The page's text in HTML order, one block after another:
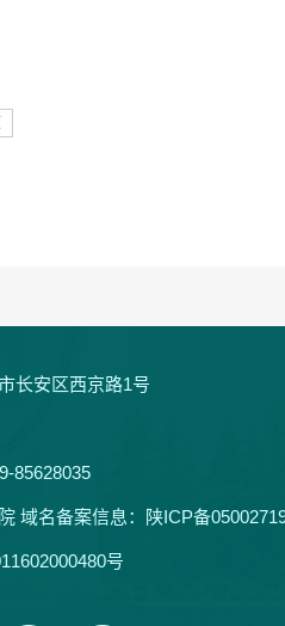
长安区西京路1号
85628035
域名备案信息： 陕ICP备
号